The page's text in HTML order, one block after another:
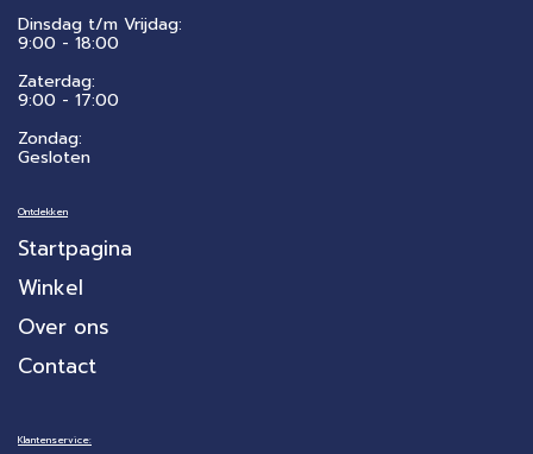
Dinsdag t/m Vrijdag:
9:00 - 18:00
Zaterdag:
​9:00 - 17:00
Zondag:
Gesloten
Ontdekken
Startpagina
Winkel
Over ons
Contact
Klantenservice: